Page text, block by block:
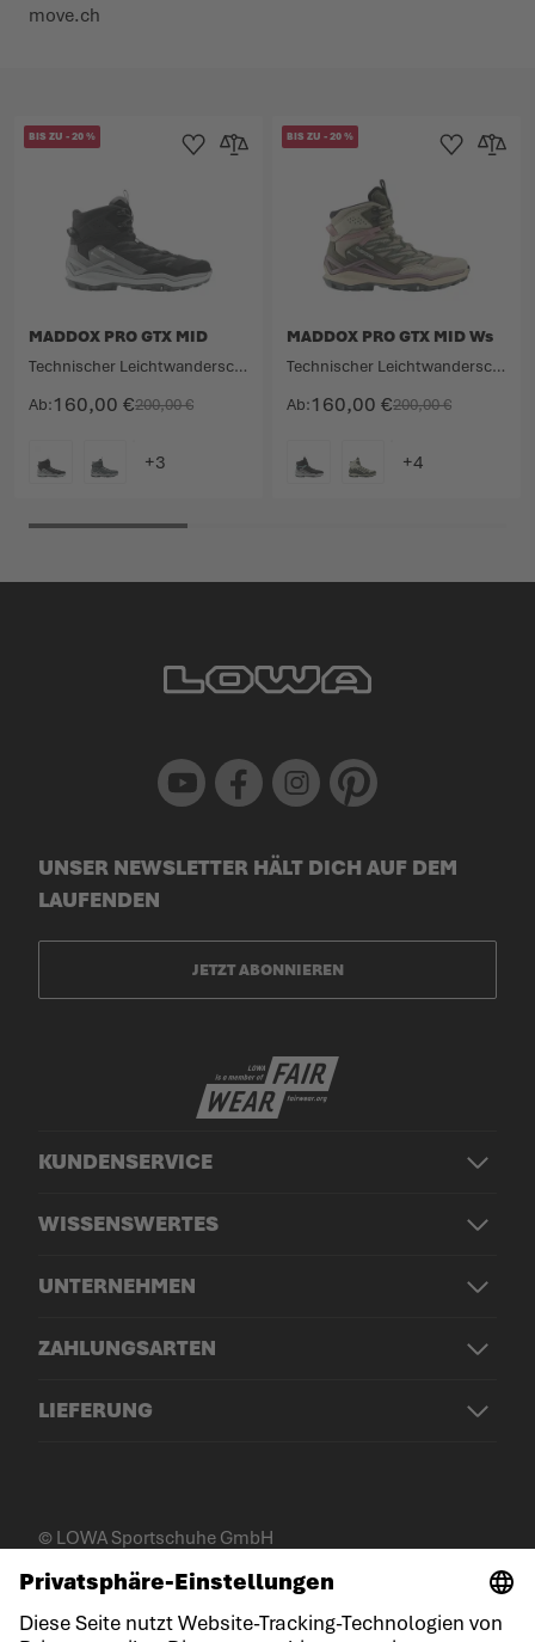
move.ch
BIS ZU -20%
Ab 160,00 €200,00 €
MADDOX PRO GTX MID
Technischer Leichtwanderschuh mit halbhohem Schaft.
Zur Wunschliste hinzufügen
Zur Vergleichsliste hinzufügen
BIS ZU -20%
Ab 160,00 €200,00 €
MADDOX PRO GTX MID Ws
Technischer Leichtwanderschuh mit halbhohem Schaft.
Zur Zur
Youtube Facebook Instagram Pinterest
KUNDENSERVICE
WISSENSWERTES
UNTERNEHMEN
ZAHLUNGSARTEN
LIEFERUNG
UNSER NEWSLETTER HÄLT DICH AUF DEM
LAUFENDEN
JETZT ABONNIEREN
© LOWA Sportschuhe GmbH
Impressum
Datenschutz